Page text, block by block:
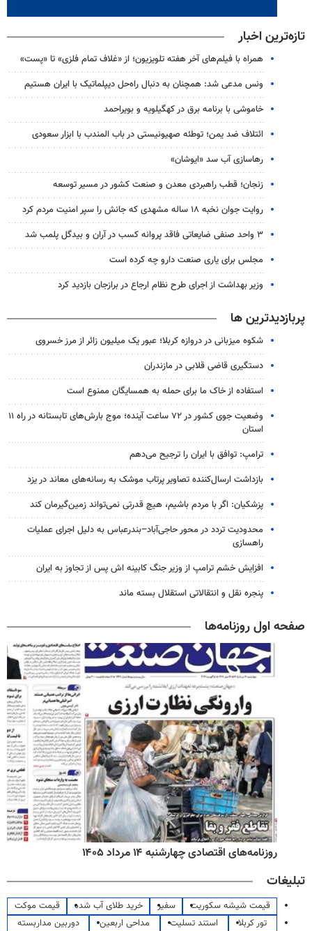
تازه‌ترین اخبار
همراه با فیلم‌های آخر هفته تلویزیون؛ از «غلاف تمام فلزی» تا «پست»
ونس مدعی شد: همچنان به دنبال راه‌حل دیپلماتیک با ایران هستیم
خاموشی با برنامه برق در کهگیلویه و بویراحمد
ائتلاف ضد یمن؛ توطئه صهیونیستی در باب المندب با ابزار سعودی
رهاسازی آب سد «ایوشان»
زنجان؛ قطب راهبردی معدن و صنعت کشور در مسیر توسعه
روایت جوان نخبه ۱۸ ساله مشهدی که جانش را سپر امنیت مردم کرد
۳ واحد صنفی ضایعاتی فاقد پروانه کسب در آران و بیدگل پلمب شد
مجلس برای یاری صنعت دارو چه کرده است
وزیر بهداشت از اجرای طرح نظام ارجاع در برازجان بازدید کرد
پربازدیدترین ها
شکوه میزبانی در دروازه کربلا؛ عبور یک میلیون زائر از مرز خسروی
دستگیری قاضی قلابی در مازندران
استفاده از خاک ما برای حمله به همسایگان ممنوع است
وضعیت جوی کشور در ۷۲ ساعت آینده؛ موج بارش‌های تابستانه در راه ۱۱
استان
ترامپ: توافق با ایران را ترجیح می‌دهم
بازداشت ارسال‌کننده تصاویر پرتاب موشک به رسانه‌های معاند در یزد
پزشکیان: اگر با مردم باشیم، هیچ قدرتی نمی‌تواند زمین‌گیرمان کند
محدودیت تردد در محور حاجی‌آباد–بندرعباس به دلیل اجرای عملیات
راهسازی
افزایش خشم ترامپ از وزیر جنگ کابینه اش پس از تجاوز به ایران
پنجره‌ نقل و انتقالاتی استقلال بسته ماند
صفحه اول روزنامه‌ها
روزنامه‌های اقتصادی چهارشنبه ۱۴ مرداد ۱۴۰۵
تبلیغات
قیمت شیشه سکوریت سفیر خرید طلای آب شده
قیمت موکت
تور کربلا
استند تسلیت مداحی اربعین
دوربین مداربسته